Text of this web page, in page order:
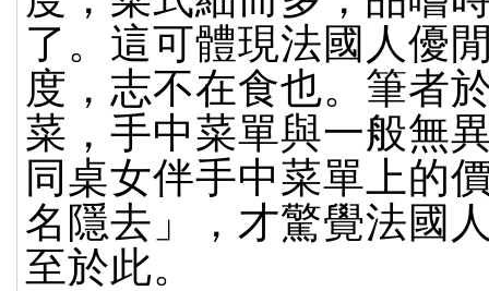
了。這可體現法國人優
度，志不在食也。筆者
菜，手中菜單與一般無
同桌女伴手中菜單上的
名隱去」，才驚覺法國
至於此。